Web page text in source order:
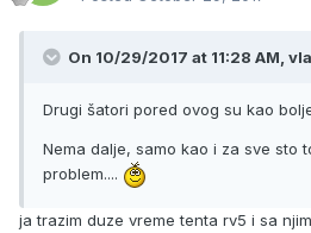
On 10/29/2017 at 11:28 AM,
Drugi šatori pored ovog su kao
Nema dalje, samo kao i za sve sto
problem....
ja trazim duze vreme tenta rv5 i sa